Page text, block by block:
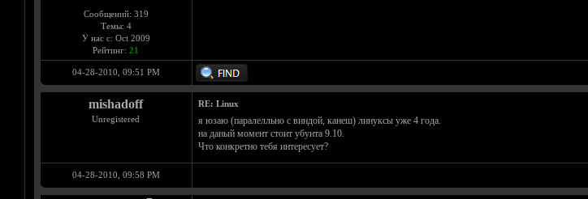
Сообщений: 319
Темы: 4
У нас с: Oct 2009
Рейтинг: 21
04-28-2010, 09:51 PM
mishadoff
Unregistered
RE: Linux
я юзаю (паралелльно с виндой, канеш) линуксы уже 4 года.
на даный момент стоит убунта 9.10.
Что конкретно тебя интересует?
04-28-2010, 09:58 PM